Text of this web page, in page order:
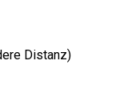
Distanz)